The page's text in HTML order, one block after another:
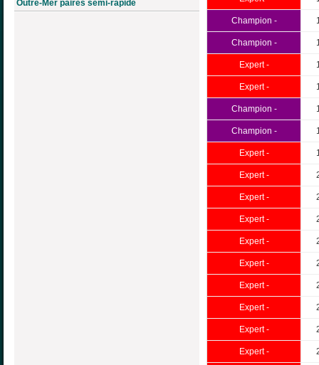
Outre-Mer paires semi-rapide
Champion -
Champion -
Expert -
Expert -
Champion -
Champion -
Expert -
Expert -
Expert -
Expert -
Expert -
Expert -
Expert -
Expert -
Expert -
Expert -